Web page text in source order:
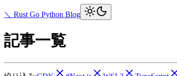
＼ Rust Go Python Blog
記事一覧